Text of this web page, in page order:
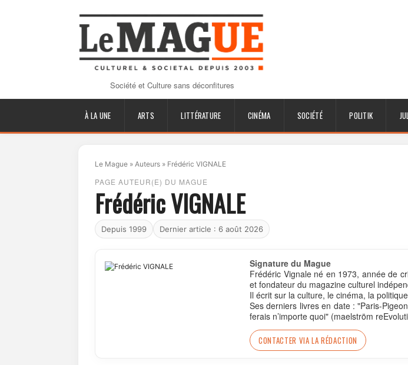
Société et Culture sans déconfitures
À LA UNE ARTS LITTÉRATURE CINÉMA SOCIÉTÉ POLITIK
Le Mague » Auteurs » Frédéric VIGNALE
PAGE AUTEUR(E) DU MAGUE
Frédéric VIGNALE
Depuis 1999 Dernier article : 6 août 2026
Signature du Mague
Frédéric Vignale né en 1973, année de
et fondateur du magazine culturel
Il écrit sur la culture, le cinéma, la
Ses derniers livres en date : "Paris-
ferais n’importe quoi" (maelström
CONTACTER VIA LA RÉDACTION